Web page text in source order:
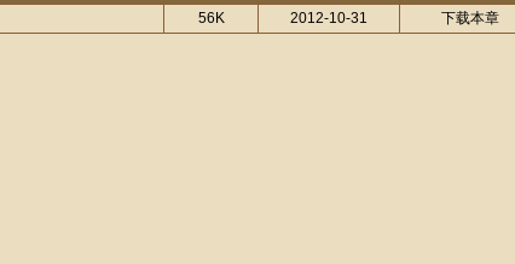
56K 2012-10-31 下载本章